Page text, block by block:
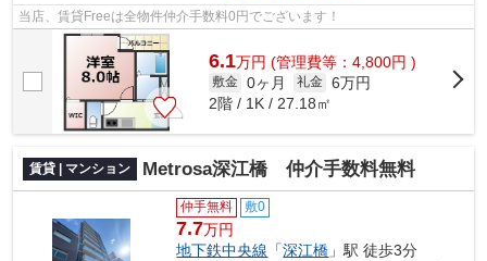
当店、賃貸Freeは全物件仲介手数料0円でございます！
6.1万円 (管理費等：4,800円 )
敷金 0ヶ月 礼金 6万円
2階 / 1K / 27.18㎡
賃貸 | マンション Metrosa深江橋 仲介手数料無料
仲手無料 敷0
7.7万円
地下鉄中央線 「深江橋 」駅 徒歩3分